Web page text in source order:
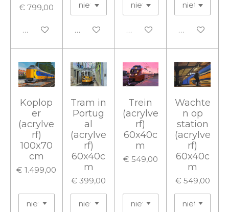
€ 799,00
In winkelwagenIn winkelwagenIn winkelwagenIn
Koplop
er
(acrylve
rf)
100x70
cm
€ 1.499,00
Tram in
Portug
al
(acrylve
rf)
60x40c
m
€ 399,00
Trein
(acrylve
rf)
60x40c
m
€ 549,00
Wachte
n op
station
(acrylve
rf)
60x40c
m
€ 549,00